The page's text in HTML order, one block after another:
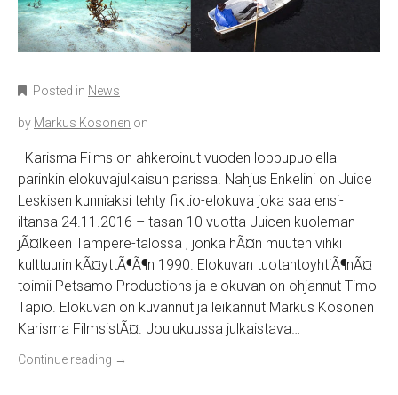
Posted in News
by Markus Kosonen on
Karisma Films on ahkeroinut vuoden loppupuolella
parinkin elokuvajulkaisun parissa. Nahjus Enkelini on Juice
Leskisen kunniaksi tehty fiktio-elokuva joka saa ensi-
iltansa 24.11.2016 – tasan 10 vuotta Juicen kuoleman
jÃ¤lkeen Tampere-talossa , jonka hÃ¤n muuten vihki
kulttuurin kÃ¤yttÃ¶Ã¶n 1990. Elokuvan tuotantoyhtiÃ¶nÃ¤
toimii Petsamo Productions ja elokuvan on ohjannut Timo
Tapio. Elokuvan on kuvannut ja leikannut Markus Kosonen
Karisma FilmsistÃ¤. Joulukuussa julkaistava…
Continue reading →